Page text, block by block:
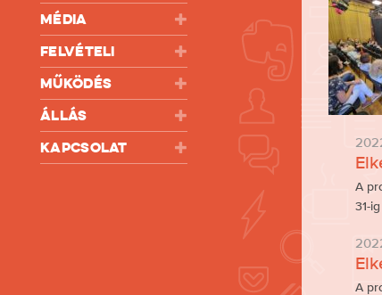
Média
Felvételi
Működés
Állás
Kapcsolat
A
31-
A